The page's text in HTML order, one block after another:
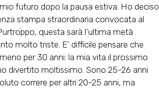
futuro dopo la pausa estiva. Ho deciso
stampa straordinaria convocata al
questa sarà l’ultima metà
molto triste. E’ difficile pensare che
per 30 anni: la mia vita il prossimo
divertito moltissimo. Sono 25-26 anni
correre per altri 20-25 anni, ma